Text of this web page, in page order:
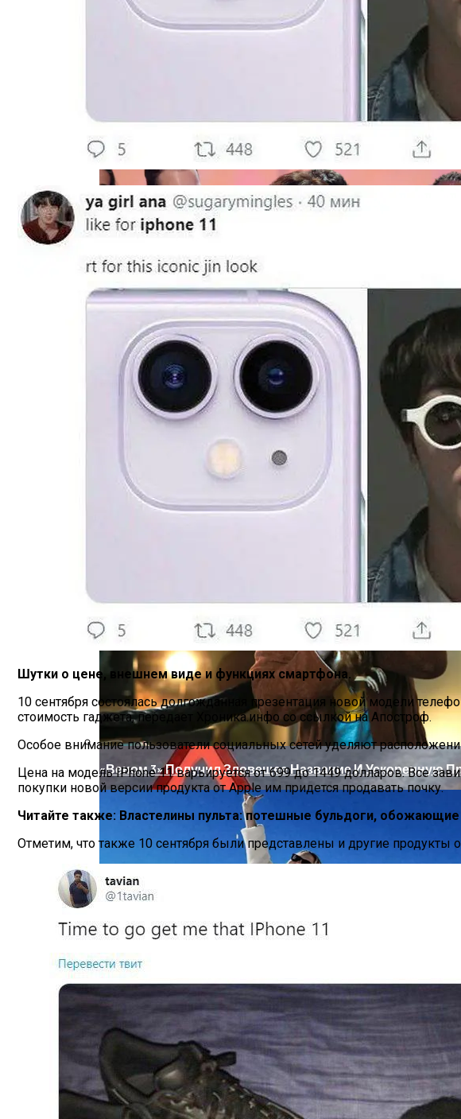
Прокурор Хмельницкой Области Умер От Осложнений
В Египте Госпитализировали 5-Летнюю Украинку С
«Морковное» ДТП На Трассе Одесса-Николаев:
Дуэт Из Украины Выступит На Легендарном Фестивале
Тёмная Сторона Детских Шоу: Куда Пропал
«Веном 3» Получил Зловещее Название И Ускоренную
Семейное Наследие: Кейт Хадсон Хранит Свои Наряды
Шутки о цене, внешнем виде и функциях смартфона.
10 сентября состоялась долгожданная презентация новой модели
стоимость гаджета, передает Хроника.инфо со ссылкой на Апостроф.
Особое внимание пользователи социальных сетей уделяют
Цена на модель IPhone 11 варьируется от 699 до 1449 долларов. Все
покупки новой версии продукта от Apple им придется продавать почку.
Читайте также: Властелины пульта: потешные бульдоги,
Отметим, что также 10 сентября были представлены и другие продукты